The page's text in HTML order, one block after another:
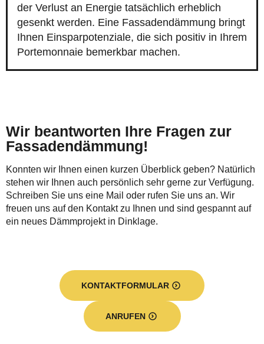
der Verlust an Energie tatsächlich erheblich
gesenkt werden. Eine Fassadendämmung bringt
Ihnen Einsparpotenziale, die sich positiv in Ihrem
Portemonnaie bemerkbar machen.
Wir beantworten Ihre Fragen zur
Fassadendämmung!
Konnten wir Ihnen einen kurzen Überblick geben? Natürlich
stehen wir Ihnen auch persönlich sehr gerne zur Verfügung.
Schreiben Sie uns eine Mail oder rufen Sie uns an. Wir
freuen uns auf den Kontakt zu Ihnen und sind gespannt auf
ein neues Dämmprojekt in Dinklage.
KONTAKTFORMULAR
ANRUFEN